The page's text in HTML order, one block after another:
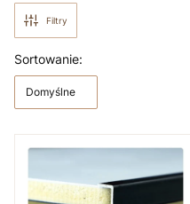
Filtry
Lista produktów
Sortowanie:
Domyślne